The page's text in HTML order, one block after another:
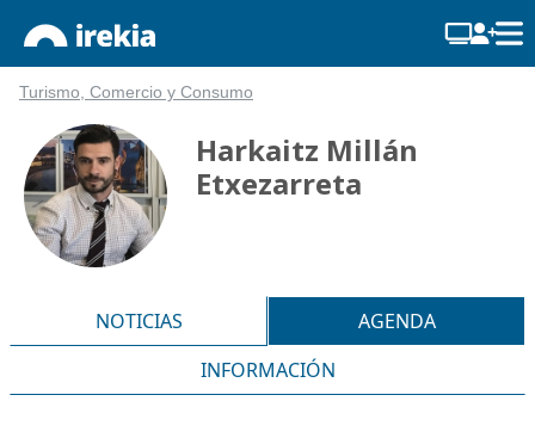
Turismo, Comercio y Consumo
Harkaitz Millán
Etxezarreta
NOTICIAS
AGENDA
INFORMACIÓN